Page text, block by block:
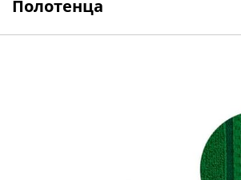
Полотенца